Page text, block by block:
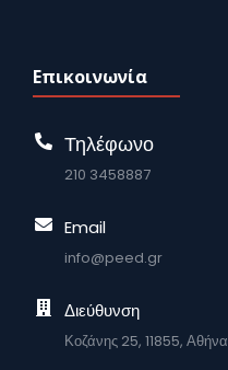
Επικοινωνία
Τηλέφωνο
210 3458887
Email
info@peed.gr
Διεύθυνση
Κοζάνης 25, 11855, Αθήνα